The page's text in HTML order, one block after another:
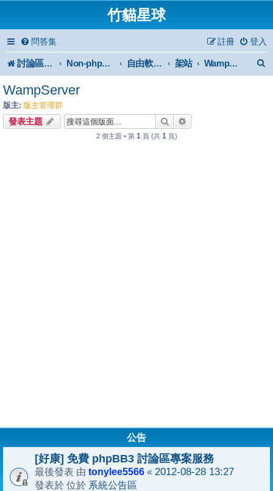
竹貓星球
問答集 登入
註冊
討論區首頁 Non-phpBB specific 自由軟體或免費軟體 架站 WampServer
WampServer
版主: 版主管理群
發表主題 搜尋
2 個主題 • 第 1 頁 (共 1 頁)
公告
[好康] 免費 phpBB3 討論區專案服務
最後發表 由 tonylee5566 « 2012-08-28 13:27
發表於 位於 系統公告區